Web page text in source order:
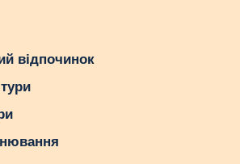
відпочинок